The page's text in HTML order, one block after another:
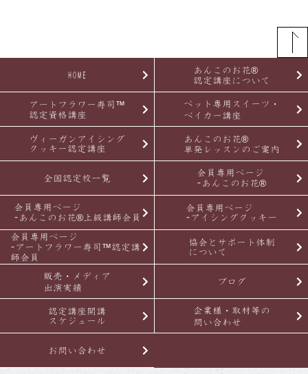
HOME
あんこのお花®
認定講座について
アートフラワー寿司™
認定資格講座
ペット専用スイーツ・
ベイカー講座
ヴィーガンアイシング
クッキー認定講座
あんこのお花®
単発レッスンのご案内
全国認定校一覧
会員専用ページ
-あんこのお花®
会員専用ページ
-あんこのお花®上級講師会員
会員専用ページ
-アイシングクッキー
会員専用ページ
-アートフラワー寿司™認定講
師会員
協会とサポート体制
について
販売・メディア
出演実績
ブログ
認定講座開講
スケジュール
企業様・取材等の
問い合わせ
お問い合わせ